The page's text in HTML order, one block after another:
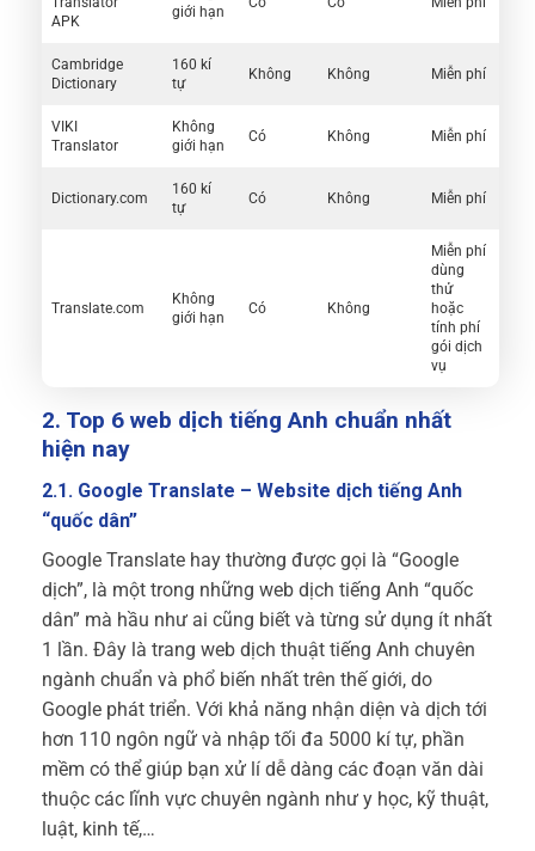
APK
giới hạn
Cambridge
Dictionary
160 kí
tự
Không Không Miễn phí
VIKI
Translator
Không
giới hạn
Có Không Miễn phí
Dictionary.com
160 kí
tự
Có Không Miễn phí
Translate.com
Không
giới hạn
Có Không
Miễn phí
dùng
thử
hoặc
tính phí
gói dịch
vụ
2. Top 6 web dịch tiếng Anh chuẩn nhất
hiện nay
2.1. Google Translate – Website dịch tiếng Anh
“quốc dân”
Google Translate hay thường được gọi là “Google
dịch”, là một trong những web dịch tiếng Anh “quốc
dân” mà hầu như ai cũng biết và từng sử dụng ít nhất
1 lần. Đây là trang web dịch thuật tiếng Anh chuyên
ngành chuẩn và phổ biến nhất trên thế giới, do
Google phát triển. Với khả năng nhận diện và dịch tới
hơn 110 ngôn ngữ và nhập tối đa 5000 kí tự, phần
mềm có thể giúp bạn xử lí dễ dàng các đoạn văn dài
thuộc các lĩnh vực chuyên ngành như y học, kỹ thuật,
luật, kinh tế,…